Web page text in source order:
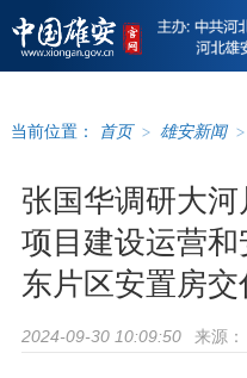
当前位置： 首页 > 雄安新闻 >
张国华调研大
项目建设运营
东片区安置房交
2024-09-30 10:09:50 来源：